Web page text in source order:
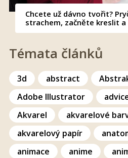
Chcete už dávno tvořit?
strachem, začněte kreslit
Témata článků
3d abstract
Adobe Illustrator
Akvarel
akvarelové
akvarelový papír
animace
anime